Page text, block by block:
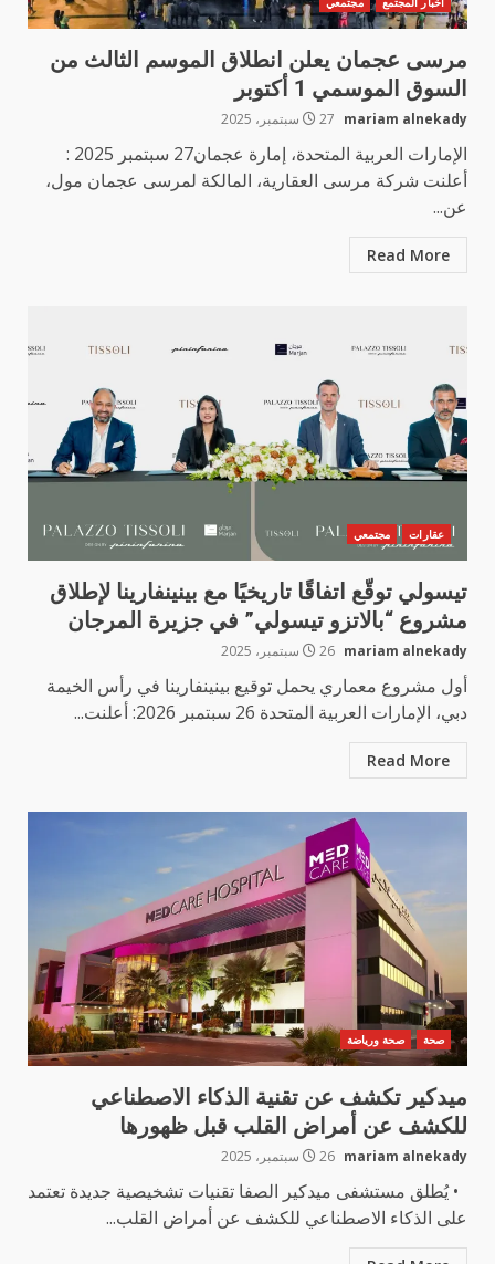
مرسى عجمان يعلن انطلاق الموسم الثالث من
السوق الموسمي 1 أكتوبر
mariam alnekady 27 سبتمبر، 2025
الإمارات العربية المتحدة، إمارة عجمان27 سبتمبر 2025 :
أعلنت شركة مرسى العقارية، المالكة لمرسى عجمان مول،
عن...
Read More
عقارات مجتمعي
تيسولي توقّع اتفاقًا تاريخيًا مع بينينفارينا لإطلاق
مشروع “بالاتزو تيسولي” في جزيرة المرجان
mariam alnekady 26 سبتمبر، 2025
أول مشروع معماري يحمل توقيع بينينفارينا في رأس الخيمة
دبي، الإمارات العربية المتحدة 26 سبتمبر 2026: أعلنت...
Read More
صحة صحة ورياضة
ميدكير تكشف عن تقنية الذكاء الاصطناعي
للكشف عن أمراض القلب قبل ظهورها
mariam alnekady 26 سبتمبر، 2025
• يُطلق مستشفى ميدكير الصفا تقنيات تشخيصية جديدة تعتمد
على الذكاء الاصطناعي للكشف عن أمراض القلب...